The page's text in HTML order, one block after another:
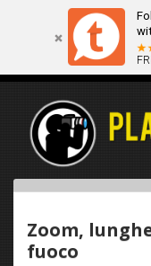
Zoom,
fuoco
Questo sito utilizza i
pagine